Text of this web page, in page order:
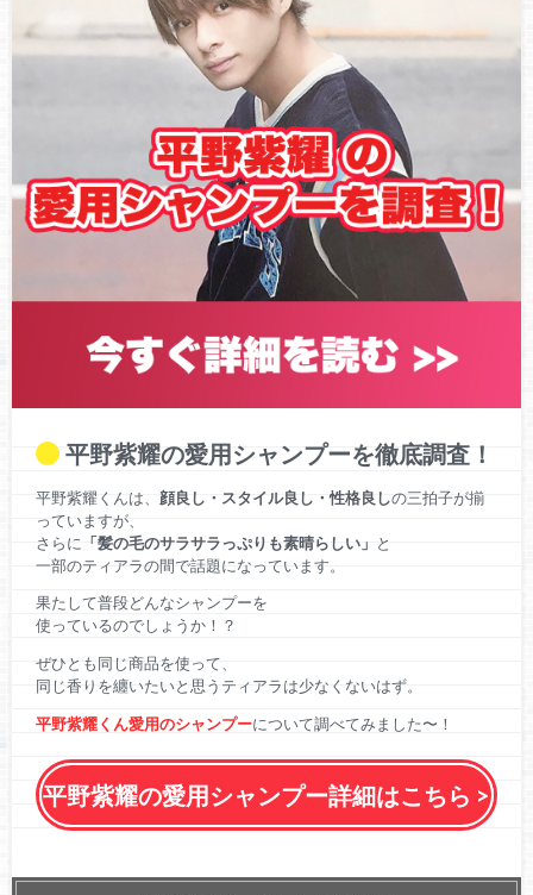
国民全員に一律10万円の給付金、一部地域で申請&給付開
始！King&Prince(キンプリ)ファンは何に使う？【徹底調査】
【King&Prince(キンプリ)岸優太】新生『DREAM BOYS』開幕
で肉体改造した筋肉美を披露！観劇したファンの声やエピソ
ードなど情報まとめ
平野紫耀の愛用シャンプーを徹底調査！
平野紫耀くんは、 顔良し・スタイル良し・性格良しの三拍子が揃
っていますが、
さらに 「髪の毛のサラサラっぷりも素晴らしい」 と
一部のティアラの間で話題になっています。
果たして普段どんなシャンプーを
使っているのでしょうか！？
ぜひとも同じ商品を使って、
同じ香りを纏いたいと思うティアラは少なくないはず。
平野紫耀くん愛用のシャンプーについて調べてみました〜！
平野紫耀の愛用シャンプー詳細はこちら >